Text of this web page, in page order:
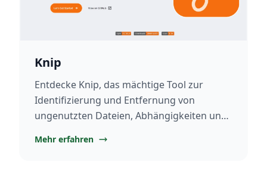
Knip
Entdecke Knip, das mächtige Tool zur
Identifizierung und Entfernung von
ungenutzten Dateien, Abhängigkeiten und
Projekten. Optimiere deine Codebasis!
Mehr erfahren